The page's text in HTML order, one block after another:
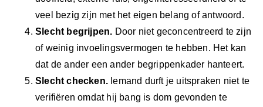
veel bezig zijn met het eigen belang of antwoord.
Slecht begrijpen. Door niet geconcentreerd te zijn
of weinig invoelingsvermogen te hebben. Het kan
dat de ander een ander begrippenkader hanteert.
Slecht checken. Iemand durft je uitspraken niet te
verifiëren omdat hij bang is dom gevonden te